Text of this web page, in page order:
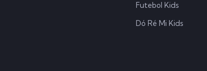
Futebol Kids
Dó Ré Mi Kids